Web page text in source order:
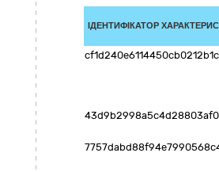
ІДЕНТИФІКАТОР